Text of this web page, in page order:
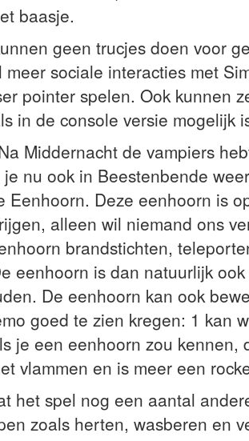
baasje.
geen trucjes doen voor
meer sociale interacties met
pointer spelen. Ook kunnen
in de console versie mogelijk
Middernacht de vampiers
nu ook in Beestenbende
Eenhoorn. Deze eenhoorn is
alleen wil niemand ons
brandstichten,
eenhoorn is dan natuurlijk
De eenhoorn kan ook
goed te zien kregen: 1 kan
je een eenhoorn zou kennen,
vlammen en is meer een
het spel nog een aantal
zoals herten, wasberen en